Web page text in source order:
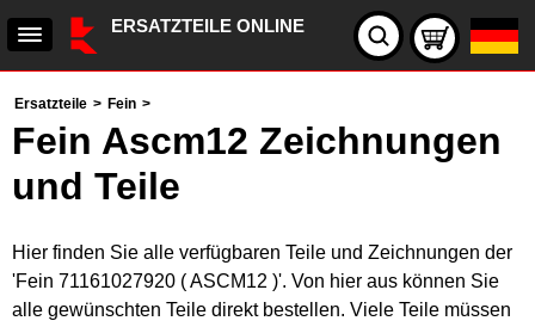
ERSATZTEILE ONLINE
Ersatzteile > Fein >
Fein Ascm12 Zeichnungen
und Teile
Hier finden Sie alle verfügbaren Teile und Zeichnungen der
'Fein 71161027920 ( ASCM12 )'. Von hier aus können Sie
alle gewünschten Teile direkt bestellen. Viele Teile müssen